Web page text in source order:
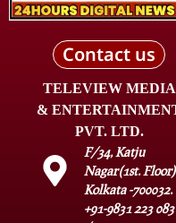
Contact us
TELEVIEW MEDIA
&
PVT. LTD.
F/34, Katju
Nagar(1st.
Kolkata -700032.
+91-9831 223 083